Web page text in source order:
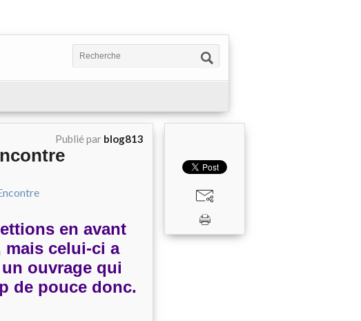
Publié par blog813
en avant
celui-ci a
ouvrage qui
de pouce donc.